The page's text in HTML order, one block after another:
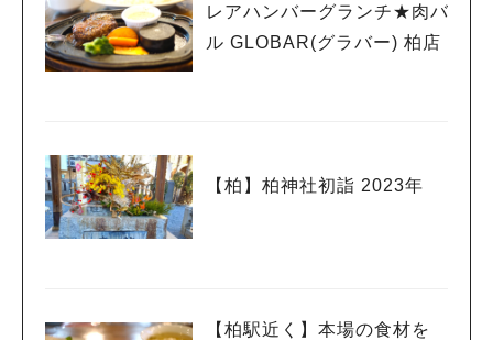
レアハンバーグランチ★肉バ
ル GLOBAR(グラバー) 柏店
【柏】柏神社初詣 2023年
【柏駅近く】本場の食材を